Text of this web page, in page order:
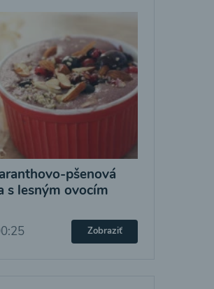
pšenová
s lesným ovocím
Zobraziť